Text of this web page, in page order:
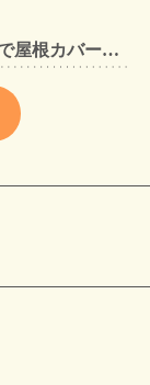
【大阪府寝屋川市】スーパーガルテクトで屋根カバー工法・外壁塗装・雨樋工事｜住まいをトータルリフォームした施工事例